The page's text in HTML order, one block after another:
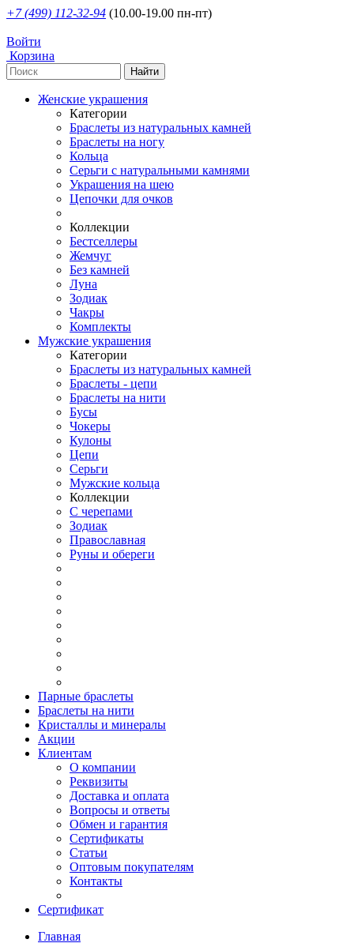
+7 (499) 112-32-94 (10.00-19.00 пн-пт)
Войти
Корзина
Женские украшения
Категории
Браслеты из натуральных камней
Браслеты на ногу
Кольца
Серьги с натуральными камнями
Украшения на шею
Цепочки для очков
Коллекции
Бестселлеры
Жемчуг
Без камней
Луна
Зодиак
Чакры
Комплекты
Мужские украшения
Категории
Браслеты из натуральных камней
Браслеты - цепи
Браслеты на нити
Бусы
Чокеры
Кулоны
Цепи
Серьги
Мужские кольца
Коллекции
С черепами
Зодиак
Православная
Руны и обереги
Парные браслеты
Браслеты на нити
Кристаллы и минералы
Акции
Клиентам
О компании
Реквизиты
Доставка и оплата
Вопросы и ответы
Обмен и гарантия
Сертификаты
Статьи
Оптовым покупателям
Контакты
Сертификат
Главная